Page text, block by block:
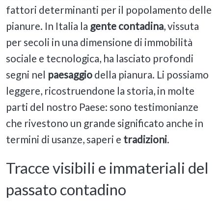
fattori determinanti per il popolamento delle
pianure. In Italia la gente contadina, vissuta
per secoli in una dimensione di immobilità
sociale e tecnologica, ha lasciato profondi
segni nel paesaggio della pianura. Li possiamo
leggere, ricostruendone la storia, in molte
parti del nostro Paese: sono testimonianze
che rivestono un grande significato anche in
termini di usanze, saperi e tradizioni.
Tracce visibili e immateriali del
passato contadino